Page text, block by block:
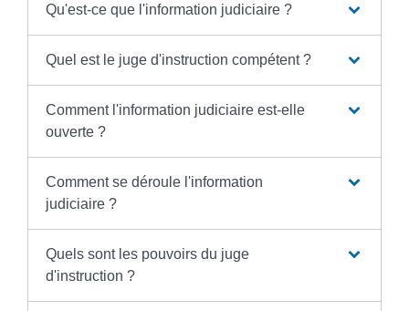
Qu'est-ce que l'information judiciaire ?
Quel est le juge d'instruction compétent ?
Comment l'information judiciaire est-elle
ouverte ?
Comment se déroule l'information
judiciaire ?
Quels sont les pouvoirs du juge
d'instruction ?